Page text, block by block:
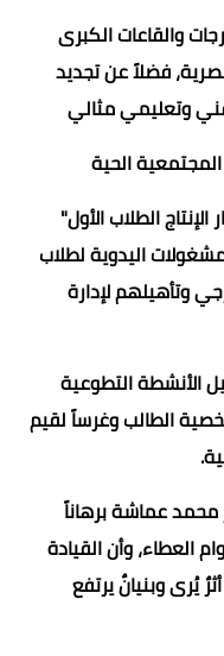
والقاعات الكبرى
فضلاً عن تجديد
وتعليمي مثالي
الحية
الطلاب الأول"
اليدوية لطلاب
وتأهيلهم لإدارة
الأنشطة التطوعية
الطالب وغرساً لقيم
عماشة برهاناً
العطاء، وأن القيادة
يُرى وبنيانٌ يرتفع